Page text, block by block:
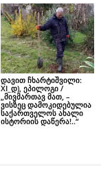
დავით ჩხარტიშვილი:
XI_დ), ეპილოგი /
„მივმართავ მათ, –
ვისზეც დამოკიდებულია
საქართველოს ახალი
ისტორიის დაწერა!..“